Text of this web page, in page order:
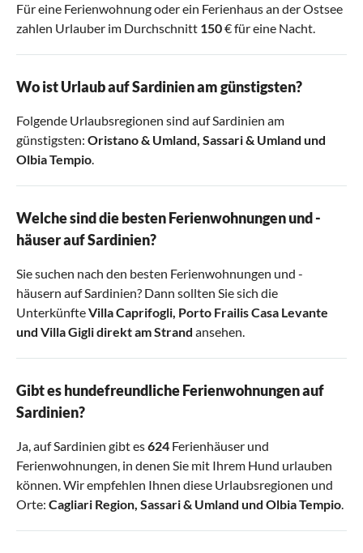
Für eine Ferienwohnung oder ein Ferienhaus an der Ostsee
zahlen Urlauber im Durchschnitt 150€ für eine Nacht.
Wo ist Urlaub auf Sardinien am günstigsten?
Folgende Urlaubsregionen sind auf Sardinien am
günstigsten: Oristano & Umland, Sassari & Umland und
Olbia Tempio.
Welche sind die besten Ferienwohnungen und -
häuser auf Sardinien?
Sie suchen nach den besten Ferienwohnungen und -
häusern auf Sardinien? Dann sollten Sie sich die
UnterkünfteVilla Caprifogli, Porto Frailis Casa Levante
und Villa Gigli direkt am Strand ansehen.
Gibt es hundefreundliche Ferienwohnungen auf
Sardinien?
Ja, auf Sardinien gibt es624 Ferienhäuser und
Ferienwohnungen, in denen Sie mit Ihrem Hund urlauben
können. Wir empfehlen Ihnen diese Urlaubsregionen und
Orte: Cagliari Region, Sassari & Umland und Olbia Tempio.